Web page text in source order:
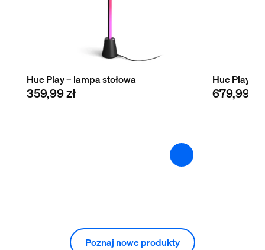
Hue Play – lampa stołowa
359,99 zł
Hue Play –
679,99 zł
Poznaj nowe produkty